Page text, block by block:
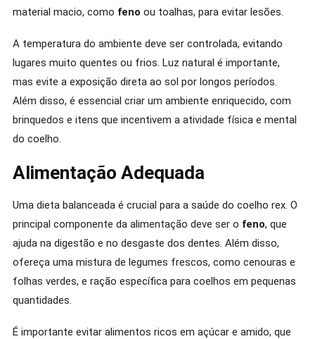
material macio, como feno ou toalhas, para evitar lesões.
A temperatura do ambiente deve ser controlada, evitando
lugares muito quentes ou frios. Luz natural é importante,
mas evite a exposição direta ao sol por longos períodos.
Além disso, é essencial criar um ambiente enriquecido, com
brinquedos e itens que incentivem a atividade física e mental
do coelho.
Alimentação Adequada
Uma dieta balanceada é crucial para a saúde do coelho rex. O
principal componente da alimentação deve ser o feno, que
ajuda na digestão e no desgaste dos dentes. Além disso,
ofereça uma mistura de legumes frescos, como cenouras e
folhas verdes, e ração específica para coelhos em pequenas
quantidades.
É importante evitar alimentos ricos em açúcar e amido, que